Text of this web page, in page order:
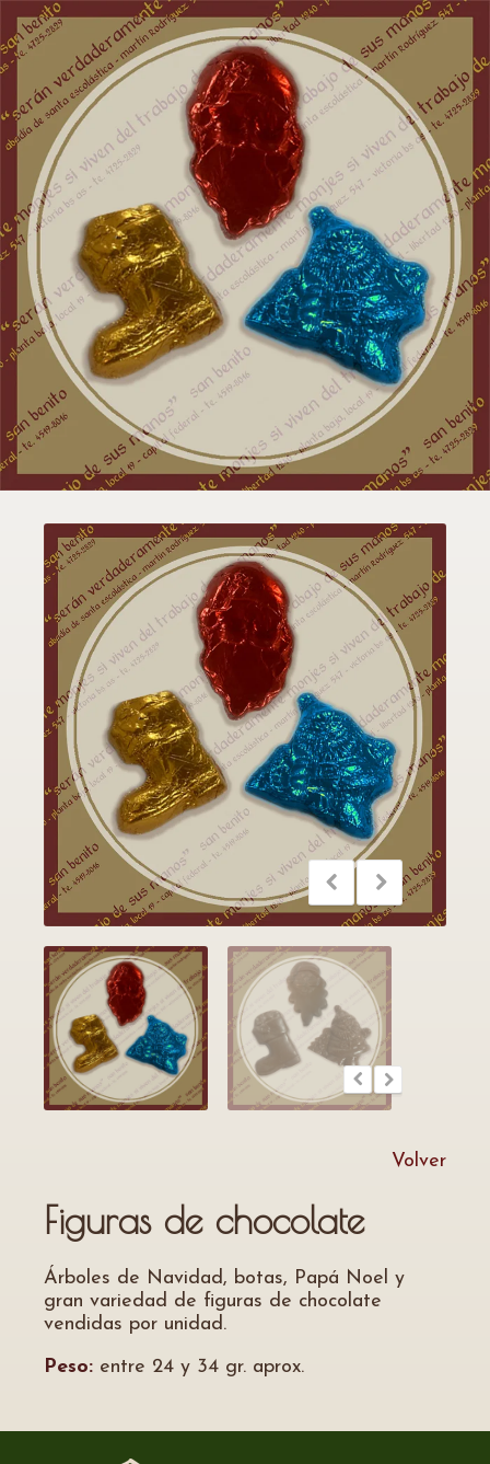
Volver
Figuras de chocolate
Árboles de Navidad, botas, Papá Noel y
gran variedad de figuras de chocolate
vendidas por unidad.
Peso: entre 24 y 34 gr. aprox.